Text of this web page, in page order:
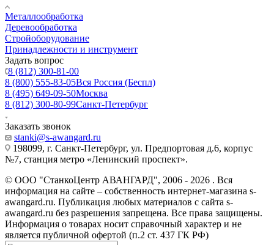
Металлообработка
Деревообработка
Стройоборудование
Принадлежности и инструмент
Задать вопрос
8 (812) 300-81-00
8 (800) 555-83-05Вся Россия (Беспл)
8 (495) 649-09-50Москва
8 (812) 300-80-99Санкт-Петербург
Заказать звонок
stanki@s-awangard.ru
198099, г. Санкт-Петербург, ул. Предпортовая д.6, корпус
№7, станция метро «Ленинский проспект».
© ООО "СтанкоЦентр АВАНГАРД", 2006 - 2026 . Вся
информация на сайте – собственность интернет-магазина s-
awangard.ru. Публикация любых материалов с сайта s-
awangard.ru без разрешения запрещена. Все права защищены.
Информация о товарах носит справочный характер и не
является публичной офертой (п.2 ст. 437 ГК РФ)